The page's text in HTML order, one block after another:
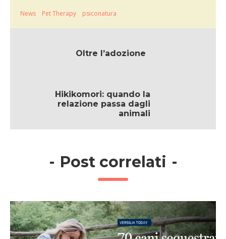
News Pet Therapy psiconatura
Oltre l’adozione
Hikikomori: quando la
relazione passa dagli
animali
- Post correlati -